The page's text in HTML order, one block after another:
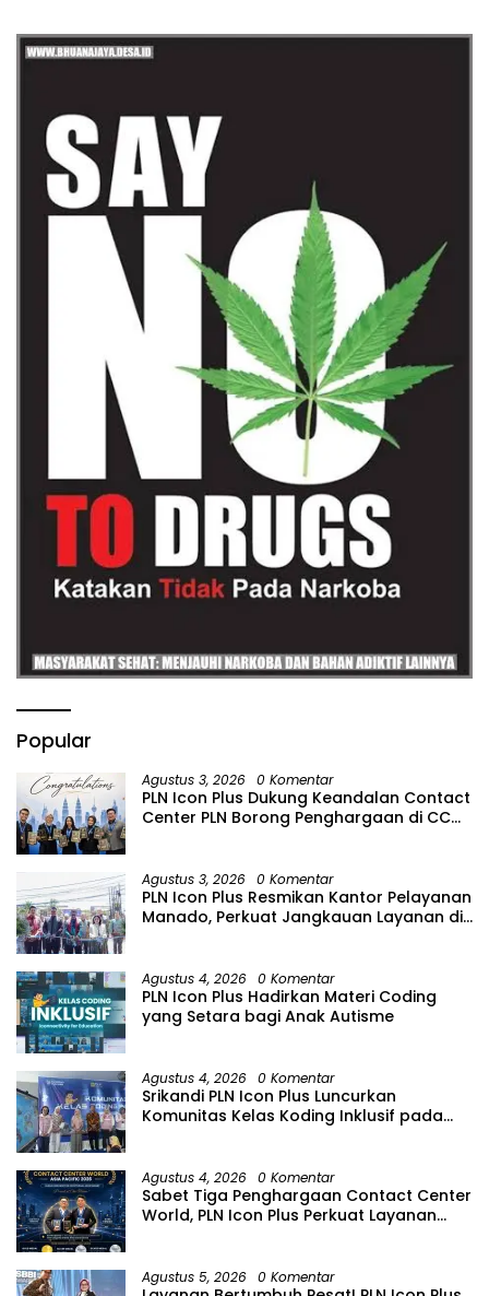
Popular
Agustus 3, 2026 0 Komentar
PLN Icon Plus Dukung Keandalan Contact
Center PLN Borong Penghargaan di CCW
Agustus 3, 2026 0 Komentar
PLN Icon Plus Resmikan Kantor Pelayanan
Manado, Perkuat Jangkauan Layanan di
Agustus 4, 2026 0 Komentar
PLN Icon Plus Hadirkan Materi Coding
yang Setara bagi Anak Autisme
Agustus 4, 2026 0 Komentar
Srikandi PLN Icon Plus Luncurkan
Komunitas Kelas Koding Inklusif pada
Agustus 4, 2026 0 Komentar
Sabet Tiga Penghargaan Contact Center
World, PLN Icon Plus Perkuat Layanan
Agustus 5, 2026 0 Komentar